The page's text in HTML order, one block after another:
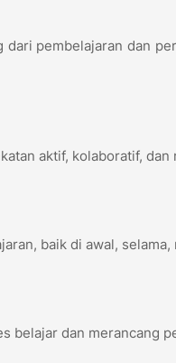
pembelajaran dan
aktif, kolaboratif, dan
baik di awal,
belajar dan merancang